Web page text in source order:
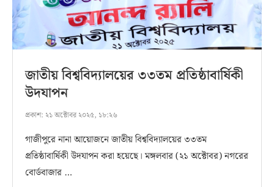
জাতীয় বিশ্ববিদ্যালয়ের ৩৩তম প্রতিষ্ঠাবার্ষিকী
উদযাপন
প্রকাশ: ২১ অক্টোবর ২০২৫, ১৮:২৬
গাজীপুরে নানা আয়োজনে জাতীয় বিশ্ববিদ্যালয়ের ৩৩তম
প্রতিষ্ঠাবার্ষিকী উদযাপন করা হয়েছে। মঙ্গলবার (২১ অক্টোবর) নগরের
বোর্ডবাজার …